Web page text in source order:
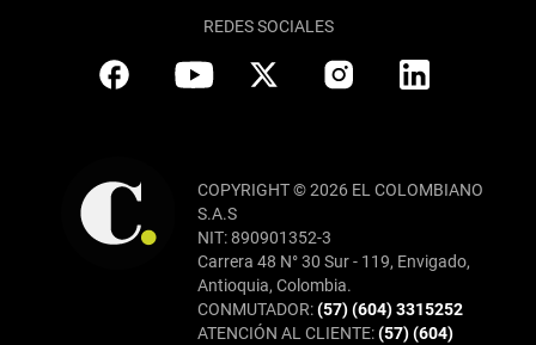
REDES SOCIALES
COPYRIGHT © 2026 EL COLOMBIANO
S.A.S
NIT: 890901352-3
Carrera 48 N° 30 Sur - 119, Envigado,
Antioquia, Colombia.
CONMUTADOR:(57) (604) 3315252
ATENCIÓN AL CLIENTE:(57) (604)